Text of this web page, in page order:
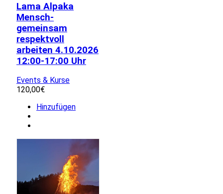
Lama Alpaka
Mensch-
gemeinsam
respektvoll
arbeiten 4.10.2026
12:00-17:00 Uhr
Events & Kurse
120,00€
Hinzufügen